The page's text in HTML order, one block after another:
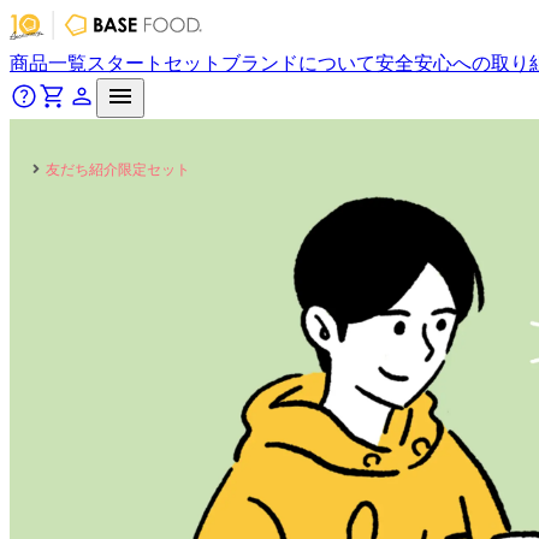
商品一覧スタートセット ブランドについて安全安心への取り
友だち紹介限定セット